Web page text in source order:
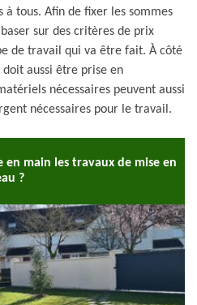
à tous. Afin de fixer les sommes
sur des critères de prix
de travail qui va être fait. À côté
aussi être prise en
nécessaires peuvent aussi
nécessaires pour le travail.
main les travaux de mise en
?